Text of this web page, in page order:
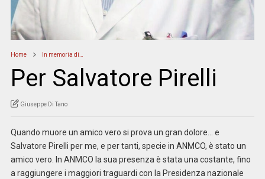
Home In memoria di…
Per Salvatore Pirelli
Giuseppe Di Tano
Quando muore un amico vero si prova un gran dolore… e
Salvatore Pirelli per me, e per tanti, specie in ANMCO, è stato un
amico vero. In ANMCO la sua presenza è stata una costante, fino
a raggiungere i maggiori traguardi con la Presidenza nazionale